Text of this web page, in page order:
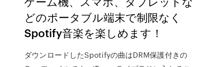
どのポータブル端末で制限なく
Spotify音楽を楽しめます！
ダウンロードしたSpotifyの曲はDRM保護付きの